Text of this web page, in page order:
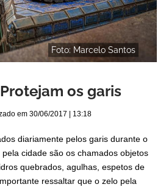
Foto: Marcelo Santos
os garis
em 30/06/2017 | 13:18
diariamente pelos garis durante o
cidade são os chamados objetos
quebrados, agulhas, espetos de
ressaltar que o zelo pela